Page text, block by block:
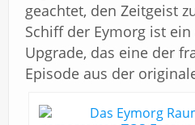
geachtet, den Zeitgeist
Schiff der Eymorg ist
Upgrade, das eine der
Episode aus der